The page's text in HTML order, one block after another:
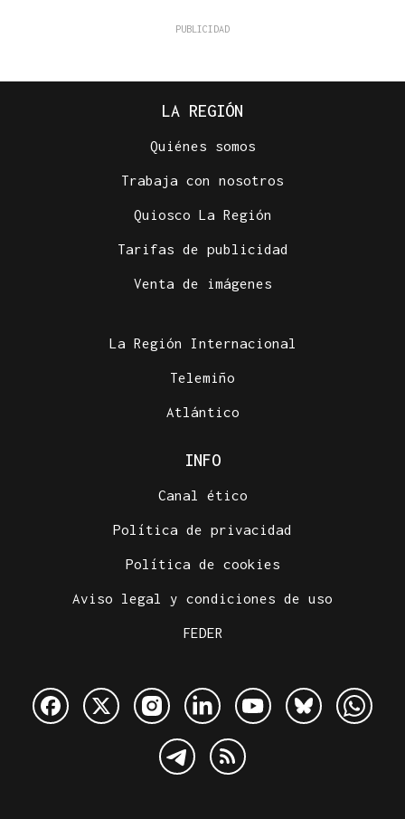
LA REGIÓN
Quiénes somos
Trabaja con nosotros
Quiosco La Región
Tarifas de publicidad
Venta de imágenes
La Región Internacional
Telemiño
Atlántico
INFO
Canal ético
Política de privacidad
Política de cookies
Aviso legal y condiciones de uso
FEDER